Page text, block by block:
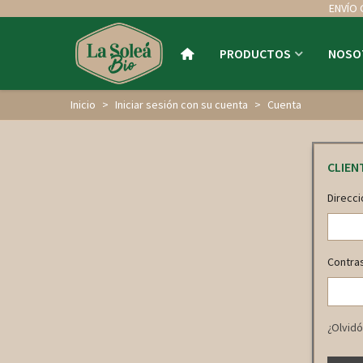
ENVÍO
PRODUCTOS
Inicio > Iniciar sesión con su cuenta > Cuenta